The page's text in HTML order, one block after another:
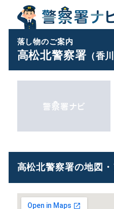
落し物のご案内
高松北警察署（香川
高松北警察署の地図